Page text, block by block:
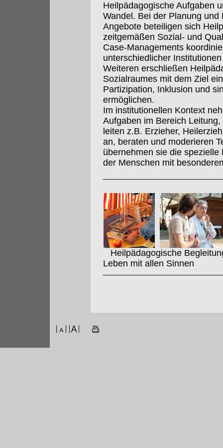
Heilpädagogische Aufgaben
Wandel. Bei der Planung
Angebote beteiligen sich
zeitgemäßen Sozial- und
Case-Managements
unterschiedlicher
Weiteren erschließen
Sozialraumes mit dem Ziel
Partizipation, Inklusion und
ermöglichen.
Im institutionellen Kontext
Aufgaben im Bereich
leiten z.B. Erzieher,
an, beraten und moderieren
übernehmen sie die
der Menschen mit
Heilpädagogische
Leben mit allen Sinnen